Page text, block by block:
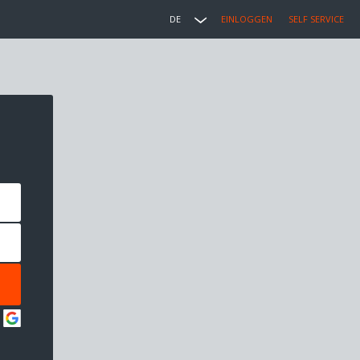
DE EINLOGGEN SELF SERVICE